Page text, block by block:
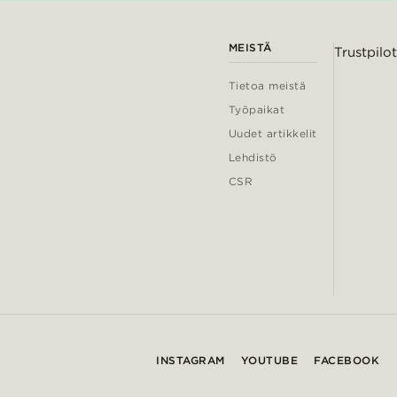
MEISTÄ
Tietoa meistä
Työpaikat
Uudet artikkelit
Lehdistö
CSR
Trustpilot
INSTAGRAM YOUTUBE FACEBOOK